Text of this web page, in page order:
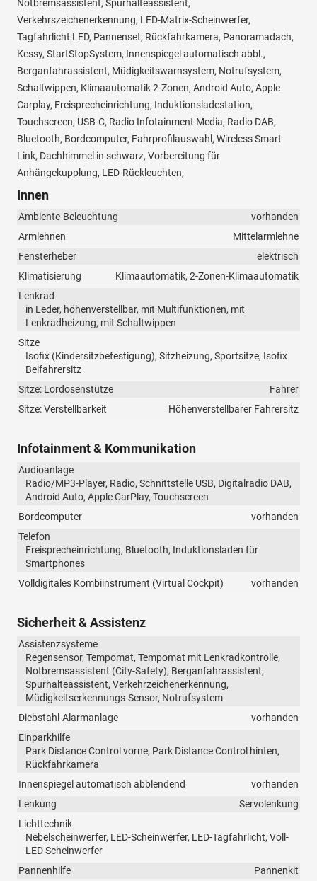
Notbremsassistent, Spurhalteassistent,
Verkehrszeichenerkennung, LED-Matrix-Scheinwerfer,
Tagfahrlicht LED, Pannenset, Rückfahrkamera, Panoramadach,
Kessy, StartStopSystem, Innenspiegel automatisch abbl.,
Berganfahrassistent, Müdigkeitswarnsystem, Notrufsystem,
Schaltwippen, Klimaautomatik 2-Zonen, Android Auto, Apple
Carplay, Freisprecheinrichtung, Induktionsladestation,
Touchscreen, USB-C, Radio Infotainment Media, Radio DAB,
Bluetooth, Bordcomputer, Fahrprofilauswahl, Wireless Smart
Link, Dachhimmel in schwarz, Vorbereitung für
Anhängekupplung, LED-Rückleuchten,
Innen
Ambiente-Beleuchtung
vorhanden
Armlehnen
Mittelarmlehne
Fensterheber
elektrisch
Klimatisierung
Klimaautomatik, 2-Zonen-Klimaautomatik
Lenkrad
in Leder, höhenverstellbar, mit Multifunktionen, mit
Lenkradheizung, mit Schaltwippen
Sitze
Isofix (Kindersitzbefestigung), Sitzheizung, Sportsitze, Isofix
Beifahrersitz
Sitze: Lordosenstütze
Fahrer
Sitze: Verstellbarkeit
Höhenverstellbarer Fahrersitz
Infotainment & Kommunikation
Audioanlage
Radio/MP3-Player, Radio, Schnittstelle USB, Digitalradio DAB,
Android Auto, Apple CarPlay, Touchscreen
Bordcomputer
vorhanden
Telefon
Freisprecheinrichtung, Bluetooth, Induktionsladen für
Smartphones
Volldigitales Kombiinstrument (Virtual Cockpit)
vorhanden
Sicherheit & Assistenz
Assistenzsysteme
Regensensor, Tempomat, Tempomat mit Lenkradkontrolle,
Notbremsassistent (City-Safety), Berganfahrassistent,
Spurhalteassistent, Verkehrzeichenerkennung,
Müdigkeitserkennungs-Sensor, Notrufsystem
Diebstahl-Alarmanlage
vorhanden
Einparkhilfe
Park Distance Control vorne, Park Distance Control hinten,
Rückfahrkamera
Innenspiegel automatisch abblendend
vorhanden
Lenkung
Servolenkung
Lichttechnik
Nebelscheinwerfer, LED-Scheinwerfer, LED-Tagfahrlicht, Voll-
LED Scheinwerfer
Pannenhilfe
Pannenkit